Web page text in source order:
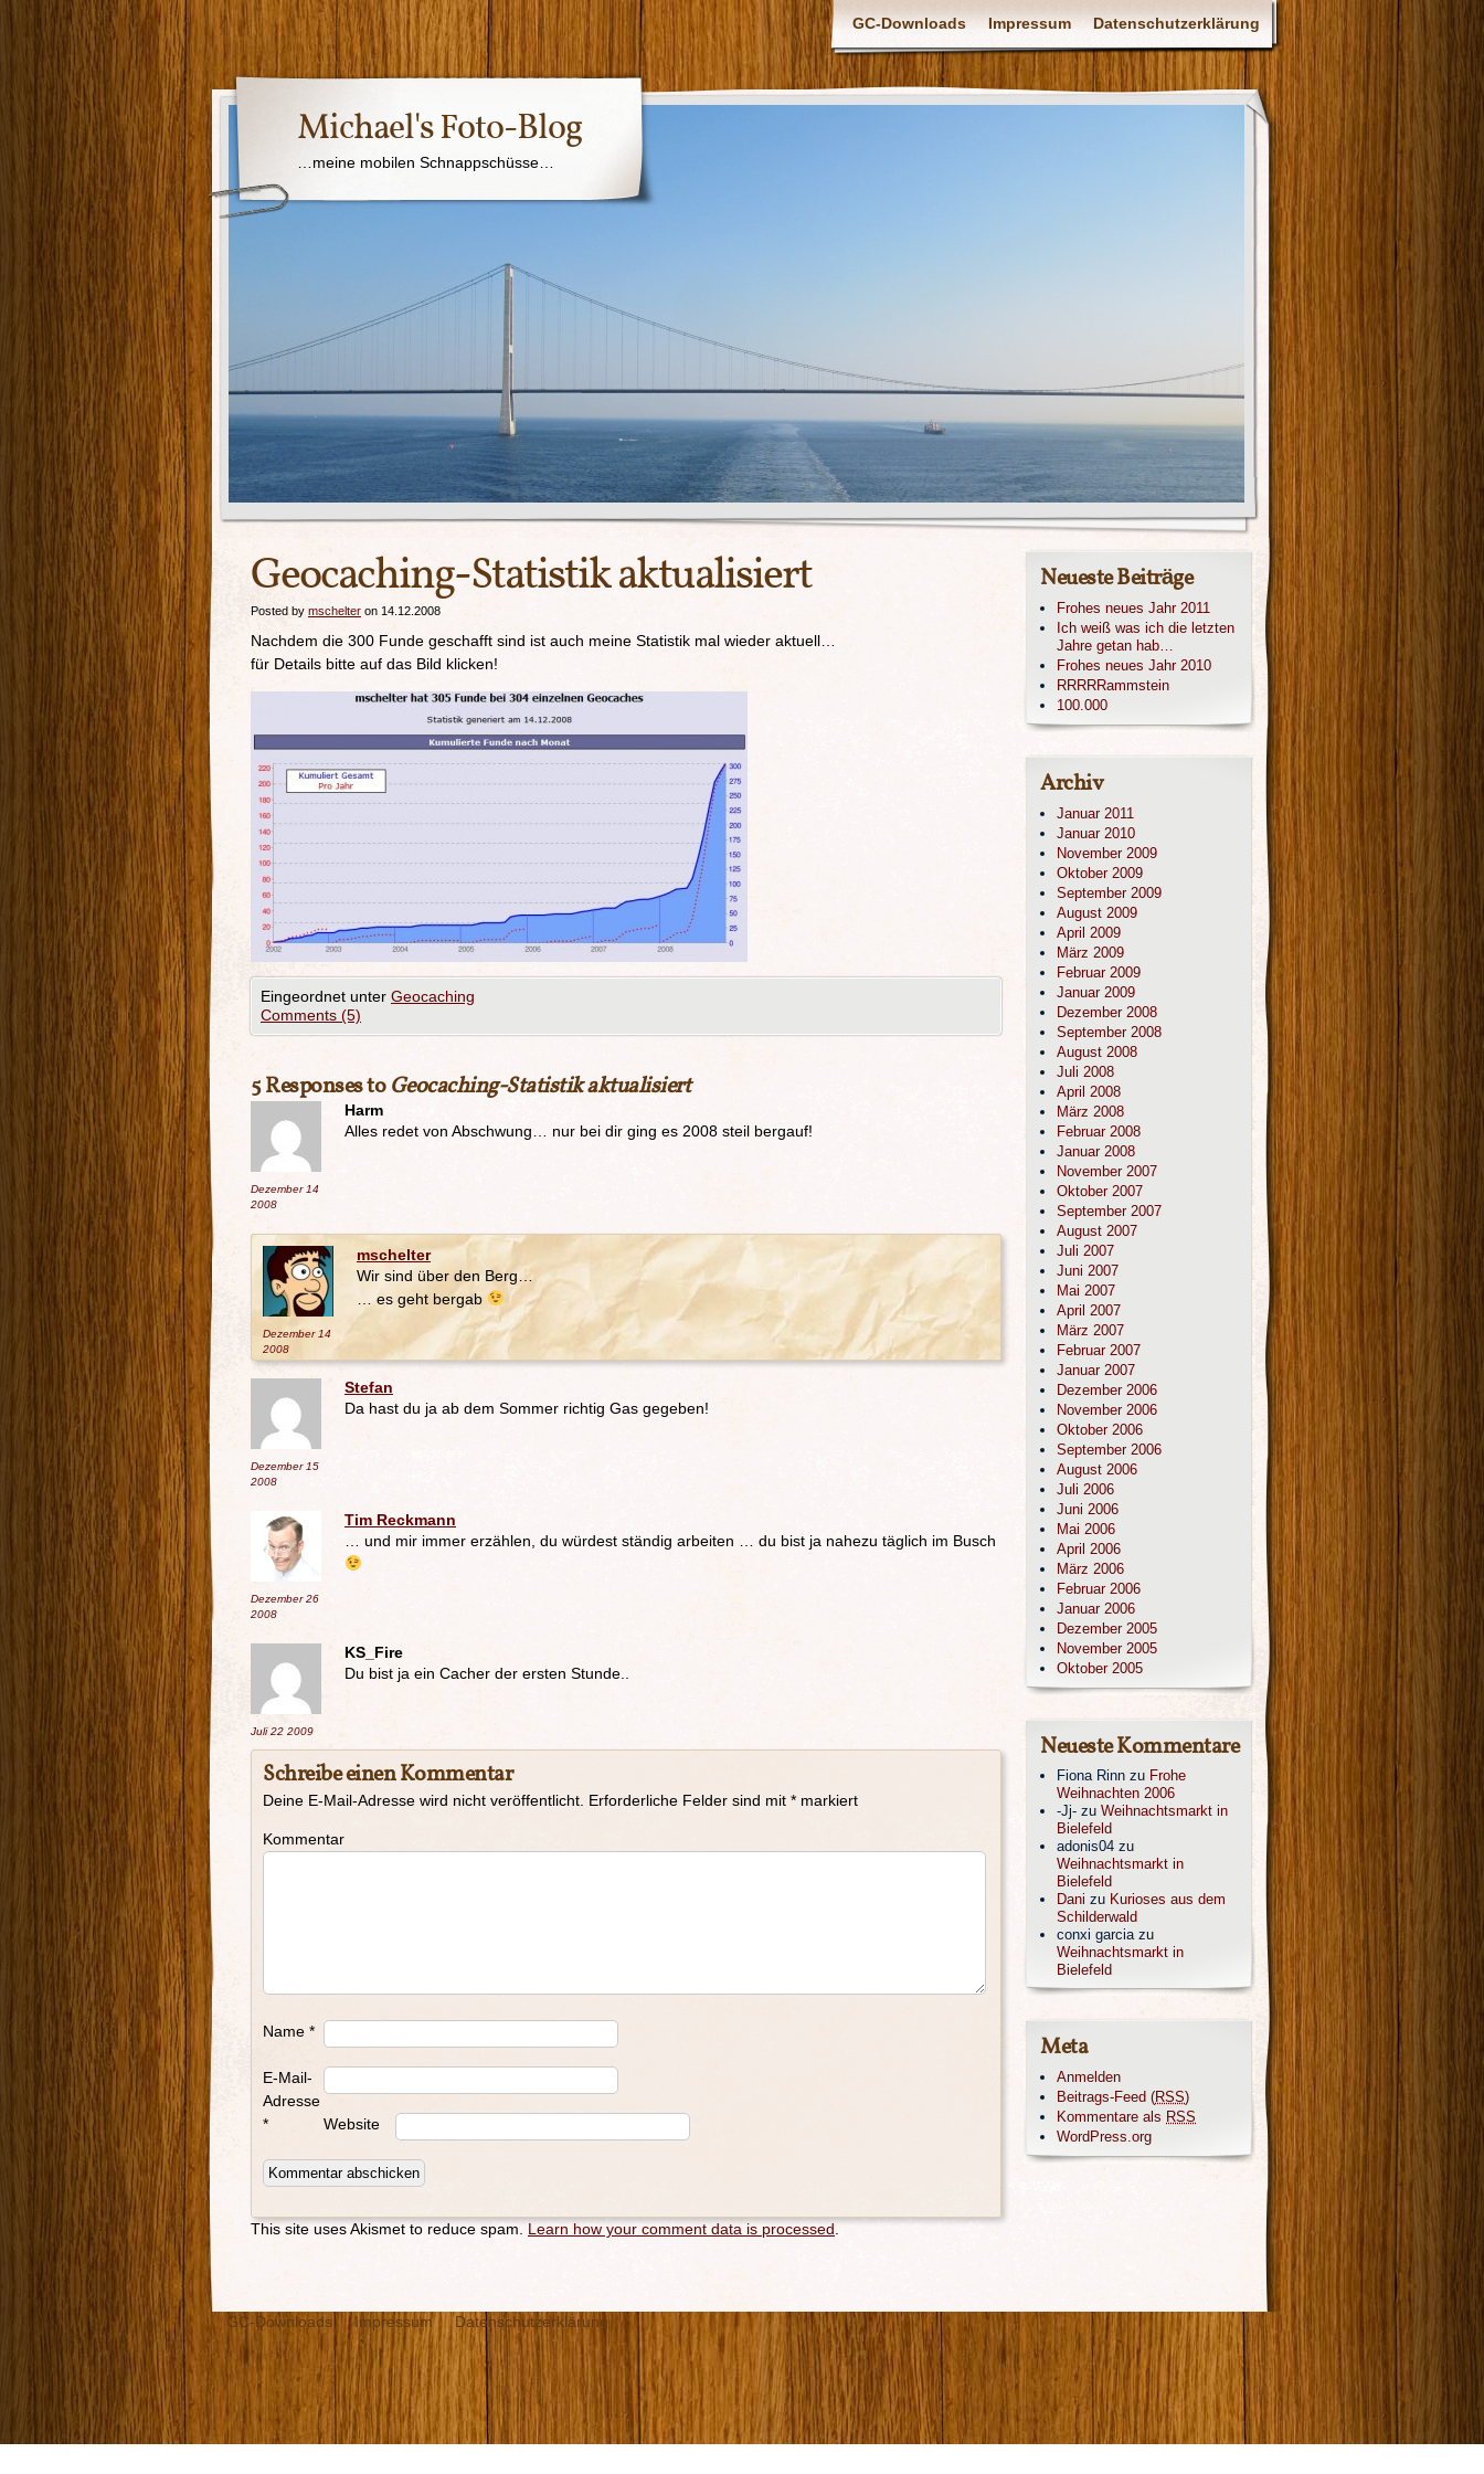
GC-Downloads Impressum Datenschutzerklärung
Michael's Foto-Blog
…meine mobilen Schnappschüsse…
Geocaching-Statistik aktualisiert
Posted by mschelter on 14.12.2008
Nachdem die 300 Funde geschafft sind ist auch meine Statistik mal wieder aktuell…
für Details bitte auf das Bild klicken!
Eingeordnet unter Geocaching
Comments (5)
5 Responses toGeocaching-Statistik aktualisiert
Dezember 14
2008
Harm
Alles redet von Abschwung… nur bei dir ging es 2008 steil bergauf!
Dezember 14
2008
mschelter
Wir sind über den Berg…
… es geht bergab
Dezember 15
2008
Stefan
Da hast du ja ab dem Sommer richtig Gas gegeben!
Dezember 26
2008
Tim Reckmann
… und mir immer erzählen, du würdest ständig arbeiten … du bist ja nahezu täglich im Busch
Juli 22 2009
KS_Fire
Du bist ja ein Cacher der ersten Stunde..
Schreibe einen Kommentar
Deine E-Mail-Adresse wird nicht veröffentlicht. Erforderliche Felder sind mit * markiert
Kommentar
Name *
E-Mail-
Adresse
*
Website
This site uses Akismet to reduce spam. Learn how your comment data is processed
Neueste Beiträge
Frohes neues Jahr 2011
Ich weiß was ich die letzten
Jahre getan hab…
Frohes neues Jahr 2010
RRRRRammstein
100.000
Archiv
Januar 2011
Januar 2010
November 2009
Oktober 2009
September 2009
August 2009
April 2009
März 2009
Februar 2009
Januar 2009
Dezember 2008
September 2008
August 2008
Juli 2008
April 2008
März 2008
Februar 2008
Januar 2008
November 2007
Oktober 2007
September 2007
August 2007
Juli 2007
Juni 2007
Mai 2007
April 2007
März 2007
Februar 2007
Januar 2007
Dezember 2006
November 2006
Oktober 2006
September 2006
August 2006
Juli 2006
Juni 2006
Mai 2006
April 2006
März 2006
Februar 2006
Januar 2006
Dezember 2005
November 2005
Oktober 2005
Neueste Kommentare
Fiona Rinn zu Frohe
Weihnachten 2006
-Jj- zu Weihnachtsmarkt in
Bielefeld
adonis04 zu
Weihnachtsmarkt in
Bielefeld
Dani zu Kurioses aus dem
Schilderwald
conxi garciazu
Weihnachtsmarkt in
Bielefeld
Meta
Anmelden
Beitrags-Feed (RSS)
Kommentare als RSS
WordPress.org
GC-Downloads Impressum Datenschutzerklärung